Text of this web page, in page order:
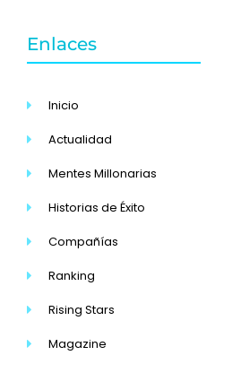
Enlaces
Inicio
Actualidad
Mentes Millonarias
Historias de Éxito
Compañías
Ranking
Rising Stars
Magazine